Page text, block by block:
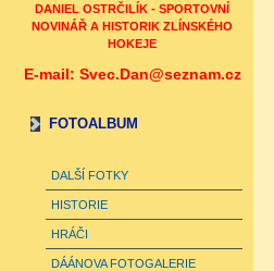
DANIEL OSTRČILÍK - SPORTOVNÍ
NOVINÁŘ A HISTORIK ZLÍNSKÉHO
HOKEJE
E-mail: Svec.Dan@seznam.cz
FOTOALBUM
DALŠÍ FOTKY
HISTORIE
HRÁČI
DÁÁNOVA FOTOGALERIE